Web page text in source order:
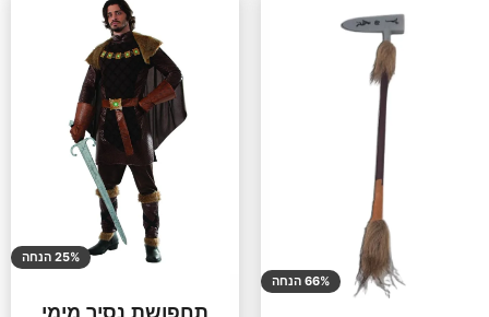
66% הנחה
25% הנחה